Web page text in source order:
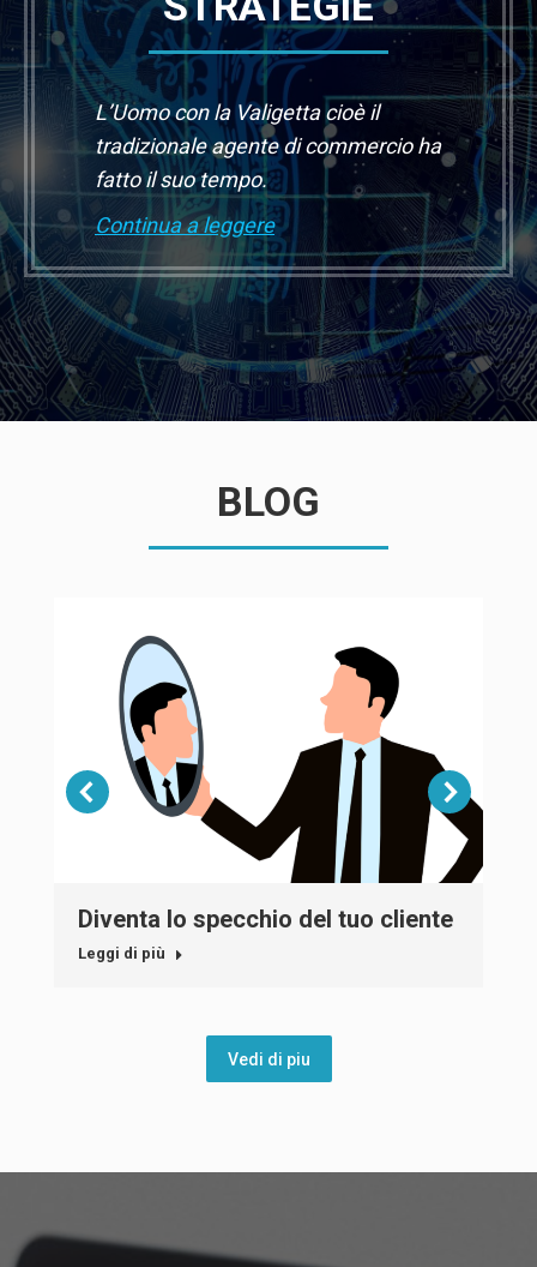
L’Uomo con la Valigetta cioè il
tradizionale agente di commercio ha
fatto il suo tempo.
Continua a leggere
BLOG
Diventa lo specchio del tuo cliente
Leggi di più
Vedi di piu